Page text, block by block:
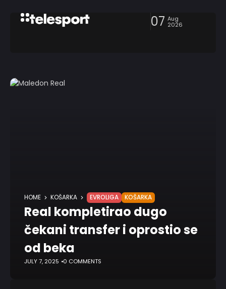
07 Aug
2026
HOME KOŠARKA EVROLIGA KOŠARKA
Real kompletirao dugo
čekani transfer i oprostio se
od beka
JULY 7, 2025 0 COMMENTS